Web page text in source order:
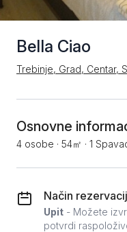
Bella Ciao
Trebinje, Grad, Centar,
Osnovne
4 osobe · 54㎡ · 1
Način
Upit - Možete
potvrdi